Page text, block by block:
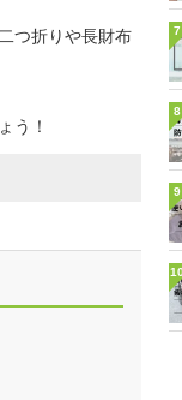
つ折りや長財布
う！
7
8
9